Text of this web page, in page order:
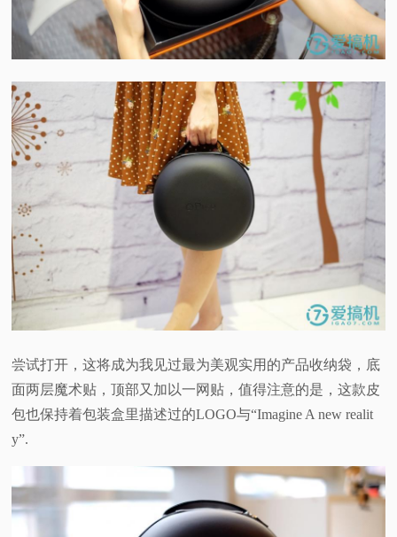
尝试打开，这将成为我见过最为美观实用的产品收纳袋，底
面两层魔术贴，顶部又加以一网贴，值得注意的是，这款皮
包也保持着包装盒里描述过的LOGO与“Imagine A new realit
y”.